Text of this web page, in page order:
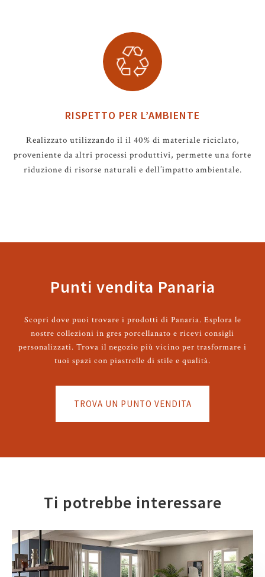
RISPETTO PER L’AMBIENTE
Realizzato utilizzando il il 40% di materiale riciclato,
proveniente da altri processi produttivi, permette una forte
riduzione di risorse naturali e dell’impatto ambientale.
Punti vendita Panaria
Scopri dove puoi trovare i prodotti di Panaria. Esplora le
nostre collezioni in gres porcellanato e ricevi consigli
personalizzati. Trova il negozio più vicino per trasformare i
tuoi spazi con piastrelle di stile e qualità.
TROVA UN PUNTO VENDITA
Ti potrebbe interessare